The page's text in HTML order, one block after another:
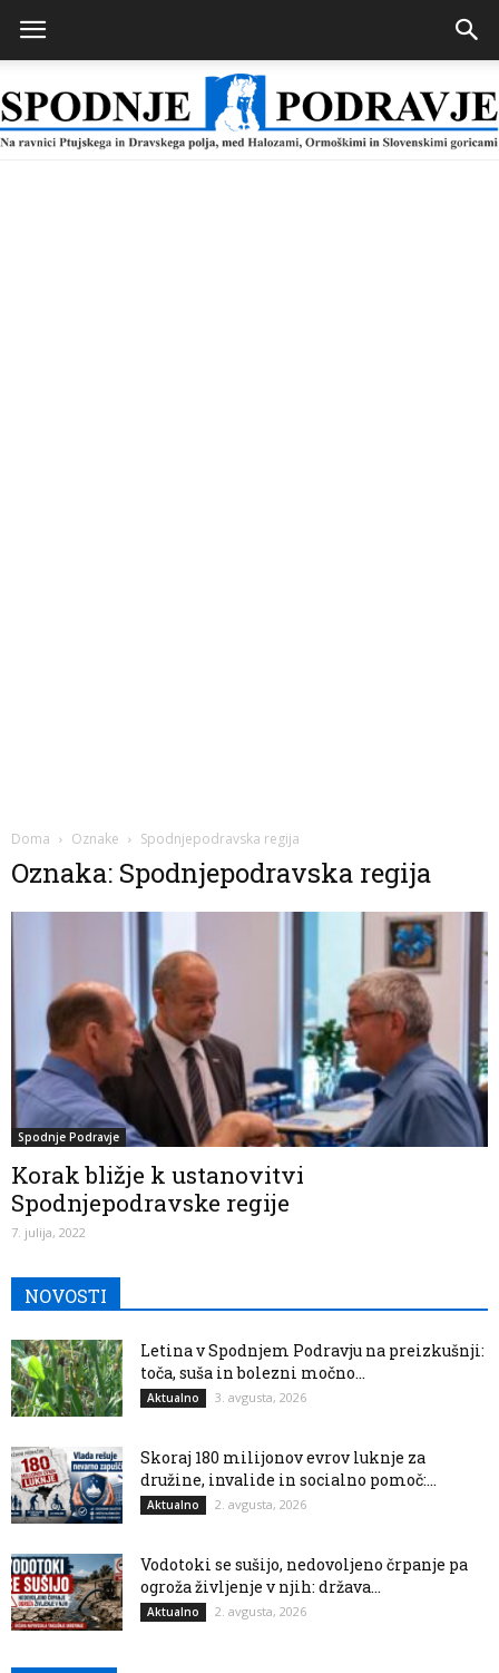
Doma Oznake Spodnjepodravska regija
Oznaka: Spodnjepodravska regija
Spodnje Podravje
Korak bližje k ustanovitvi
Spodnjepodravske regije
7. julija, 2022
NOVOSTI
Letina v Spodnjem Podravju na preizkušnji:
toča, suša in bolezni močno...
Aktualno 3. avgusta, 2026
Skoraj 180 milijonov evrov luknje za
družine, invalide in socialno pomoč:...
Aktualno 2. avgusta, 2026
Vodotoki se sušijo, nedovoljeno črpanje pa
ogroža življenje v njih: država...
Aktualno 2. avgusta, 2026